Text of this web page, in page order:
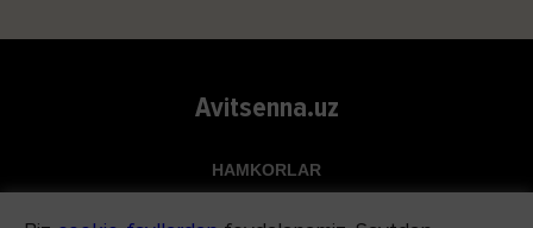
Avitsenna.uz
HAMKORLAR